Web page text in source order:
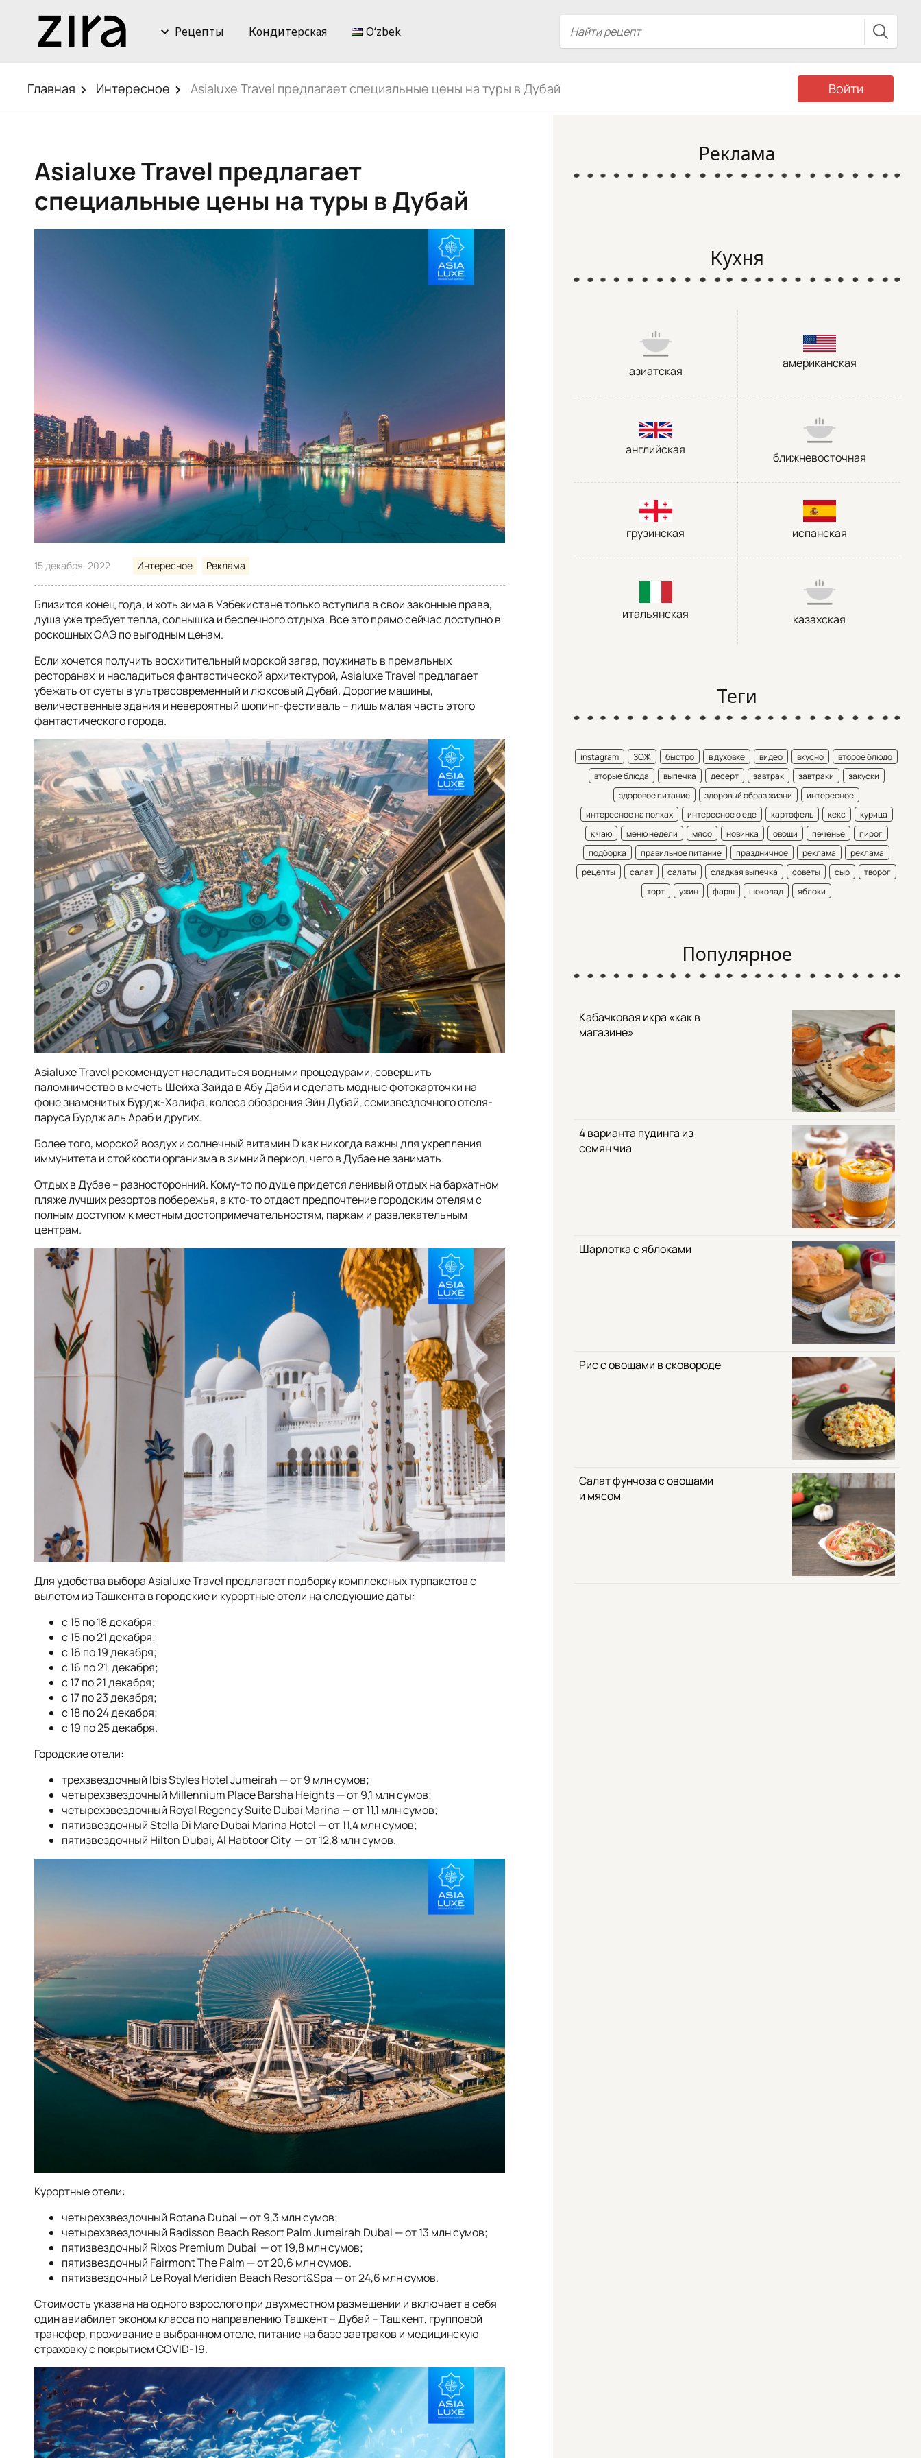
Рецепты Кондитерская Oʻzbek
Главная Интересное Asialuxe Travel предлагает специальные цены на туры в Дубай Войти
Asialuxe Travel предлагает
специальные цены на туры в Дубай
15 декабря, 2022 Интересное Реклама
Близится конец года, и хоть зима в Узбекистане только вступила в свои законные права,
душа уже требует тепла, солнышка и беспечного отдыха. Все это прямо сейчас доступно в
роскошных ОАЭ по выгодным ценам.
Если хочется получить восхитительный морской загар, поужинать в премальных
ресторанах и насладиться фантастической архитектурой, Asialuxe Travel предлагает
убежать от суеты в ультрасовременный и люксовый Дубай. Дорогие машины,
величественные здания и невероятный шопинг-фестиваль – лишь малая часть этого
фантастического города.
Asialuxe Travel рекомендует насладиться водными процедурами, совершить
паломничество в мечеть Шейха Зайда в Абу Даби и сделать модные фотокарточки на
фоне знаменитых Бурдж-Халифа, колеса обозрения Эйн Дубай, семизвездочного отеля-
паруса Бурдж аль Араб и других.
Более того, морской воздух и солнечный витамин D как никогда важны для укрепления
иммунитета и стойкости организма в зимний период, чего в Дубае не занимать.
Отдых в Дубае – разносторонний. Кому-то по душе придется ленивый отдых на бархатном
пляже лучших резортов побережья, а кто-то отдаст предпочтение городским отелям с
полным доступом к местным достопримечательностям, паркам и развлекательным
центрам.
Для удобства выбора Asialuxe Travel предлагает подборку комплексных турпакетов с
вылетом из Ташкента в городские и курортные отели на следующие даты:
с 15 по 18 декабря;
с 15 по 21 декабря;
с 16 по 19 декабря;
с 16 по 21 декабря;
с 17 по 21 декабря;
с 17 по 23 декабря;
с 18 по 24 декабря;
с 19 по 25 декабря.
Городские отели:
трехзвездочный Ibis Styles Hotel Jumeirah — от 9 млн сумов;
четырехзвездочный Millennium Place Barsha Heights — от 9,1 млн сумов;
четырехзвездочный Royal Regency Suite Dubai Marina — от 11,1 млн сумов;
пятизвездочный Stella Di Mare Dubai Marina Hotel — от 11,4 млн сумов;
пятизвездочный Hilton Dubai, Al Habtoor City — от 12,8 млн сумов.
Курортные отели:
четырехзвездочный Rotana Dubai — от 9,3 млн сумов;
четырехзвездочный Radisson Beach Resort Palm Jumeirah Dubai — от 13 млн сумов;
пятизвездочный Rixos Premium Dubai — от 19,8 млн сумов;
пятизвездочный Fairmont The Palm — от 20,6 млн сумов.
пятизвездочный Le Royal Meridien Beach Resort&Spa — от 24,6 млн сумов.
Стоимость указана на одного взрослого при двухместном размещении и включает в себя
один авиабилет эконом класса по направлению Ташкент – Дубай – Ташкент, групповой
трансфер, проживание в выбранном отеле, питание на базе завтраков и медицинскую
страховку с покрытием COVID-19.
Реклама
Кухня
азиатская
американская
английская
ближневосточная
грузинская испанская
итальянская казахская
Теги
instagram ЗОЖ быстро в духовке видео вкусно
второе блюдо
вторые блюда
выпечка десерт завтрак завтраки
закуски
здоровое питание
здоровый образ жизни
интересное
интересное на полках
интересное о еде картофель кекс
курица
к чаю
меню недели мясо новинка овощи печенье
пирог
подборка
правильное питание праздничное реклама
реклама
рецепты
салат салаты сладкая выпечка советы сыр
творог
торт
ужин фарш шоколад яблоки
Популярное
Кабачковая икра «как в
магазине»
4 варианта пудинга из
семян чиа
Шарлотка с яблоками
Рис с овощами в сковороде
Салат фунчоза с овощами
и мясом